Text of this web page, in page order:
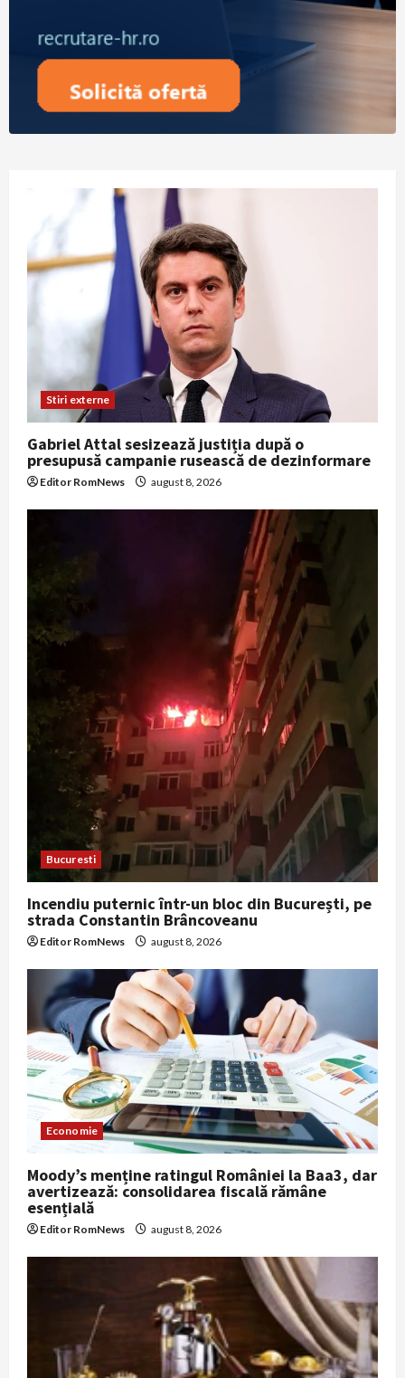
Stiri externe
Gabriel Attal sesizează justiția după o
presupusă campanie rusească de dezinformare
Editor RomNews august 8, 2026
Bucuresti
Incendiu puternic într-un bloc din București, pe
strada Constantin Brâncoveanu
Editor RomNews august 8, 2026
Economie
Moody’s menține ratingul României la Baa3, dar
avertizează: consolidarea fiscală rămâne
esențială
Editor RomNews august 8, 2026